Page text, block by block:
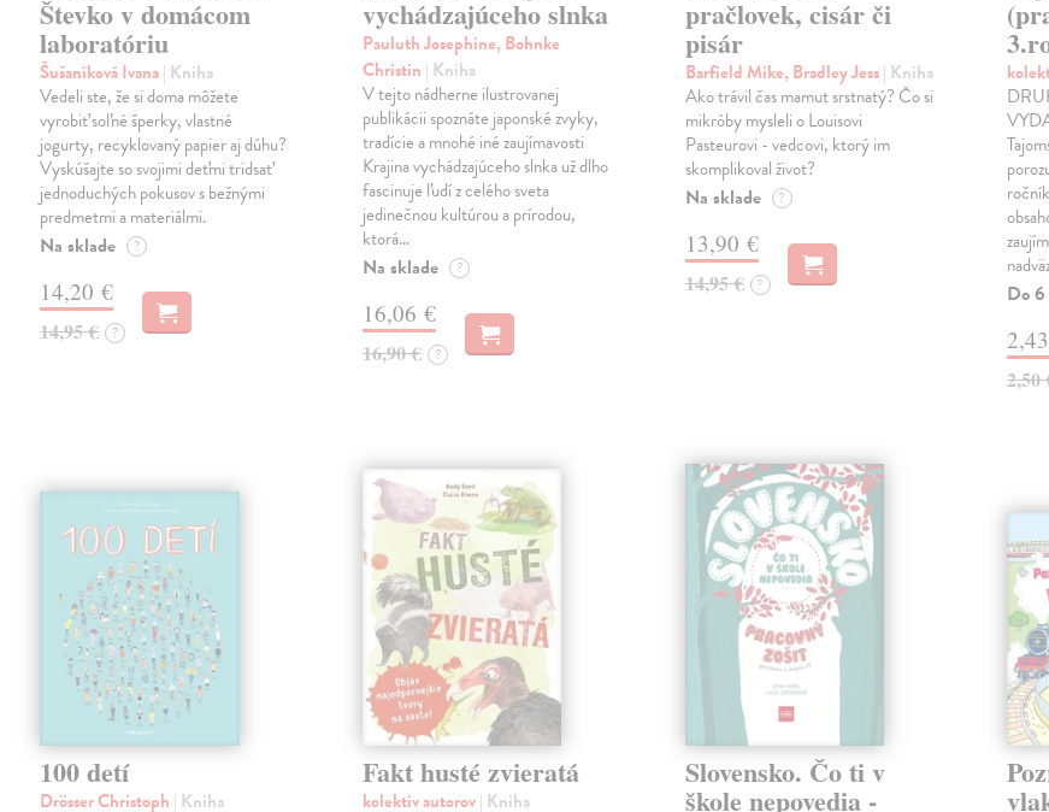
Števko v domácom
laboratóriu
Šušaníková Ivana| Kniha
Vedeli ste, že si doma môžete
vyrobiť soľné šperky, vlastné
jogurty, recyklovaný papier aj dúhu?
Vyskúšajte so svojimi deťmi tridsať
jednoduchých pokusov s bežnými
predmetmi a materiálmi.
Na sklade ?
14,20 €
14,95 € ?
vychádzajúceho slnka
Pauluth Josephine, Bohnke
Christin | Kniha
V tejto nádherne ilustrovanej
publikácii spoznáte japonské zvyky,
tradície a mnohé iné zaujímavosti
Krajina vychádzajúceho slnka už dlho
fascinuje ľudí z celého sveta
jedinečnou kultúrou a prírodou,
ktorá…
Na sklade ?
16,06 €
16,90 € ?
pračlovek, cisár či
pisár
Barfield Mike, Bradley Jess| Kniha
Ako trávil čas mamut srstnatý? Čo si
mikróby mysleli o Louisovi
Pasteurovi - vedcovi, ktorý im
skomplikoval život?
Na sklade ?
13,90 €
14,95 € ? Do
2,50
100 detí
Drösser Christoph | Kniha
Fakt husté zvieratá
kolektív autorov| Kniha
Slovensko. Čo ti v
škole nepovedia -